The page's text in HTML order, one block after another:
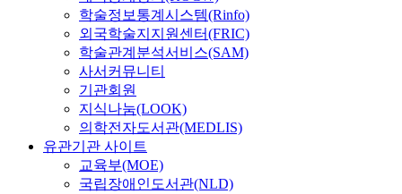
학술정보통계시스템(Rinfo)
외국학술지지원센터(FRIC)
학술관계분석서비스(SAM)
사서커뮤니티
기관회원
지식나눔(LOOK)
의학전자도서관(MEDLIS)
유관기관 사이트
교육부(MOE)
국립장애인도서관(NLD)